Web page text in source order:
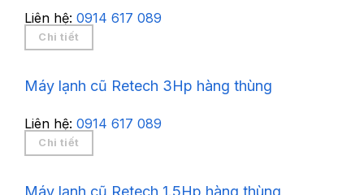
Liên hệ: 0914 617 089
Chi tiết
Máy lạnh cũ Retech 3Hp hàng thùng
Liên hệ: 0914 617 089
Chi tiết
Máy lạnh cũ Retech 1.5Hp hàng thùng